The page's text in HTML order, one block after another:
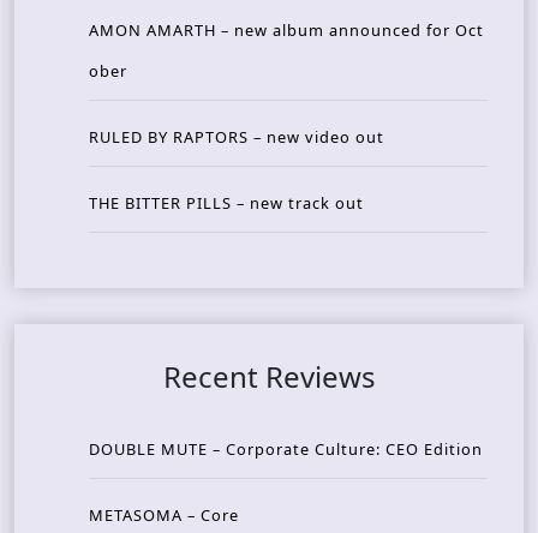
AMON AMARTH – new album announced for Oct
ober
RULED BY RAPTORS – new video out
THE BITTER PILLS – new track out
Recent Reviews
DOUBLE MUTE – Corporate Culture: CEO Edition
METASOMA – Core